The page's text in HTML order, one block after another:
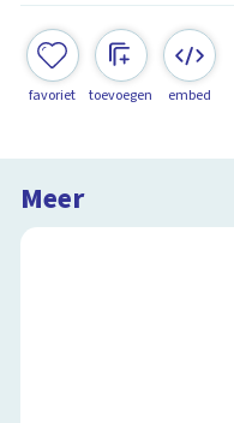
favoriet toevoegen embed
Meer